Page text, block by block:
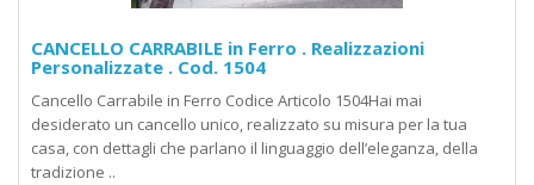
CANCELLO CARRABILE in Ferro . Realizzazioni
Personalizzate . Cod. 1504
Cancello Carrabile in Ferro Codice Articolo 1504Hai mai
desiderato un cancello unico, realizzato su misura per la tua
casa, con dettagli che parlano il linguaggio dell’eleganza, della
tradizione ..